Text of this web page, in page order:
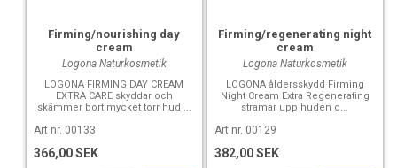
Firming/nourishing day
cream
Logona Naturkosmetik
LOGONA FIRMING DAY CREAM
EXTRA CARE skyddar och
skämmer bort mycket torr hud ...
Art nr. 00133
366,00 SEK
Firming/regenerating night
cream
Logona Naturkosmetik
LOGONA åldersskydd Firming
Night Cream Extra Regenerating
stramar upp huden o...
Art nr. 00129
382,00 SEK